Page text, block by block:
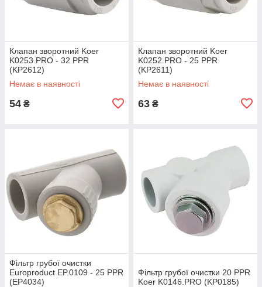
Клапан зворотний Koer
K0253.PRO - 32 PPR
(KP2612)
Немає в наявності
54 ₴
Клапан зворотний Koer
K0252.PRO - 25 PPR
(KP2611)
Немає в наявності
63 ₴
Фільтр грубої очистки
Europroduct EP.0109 - 25 PPR
(EP4034)
Фільтр грубої очистки 20 PPR
Koer K0146.PRO (KP0185)